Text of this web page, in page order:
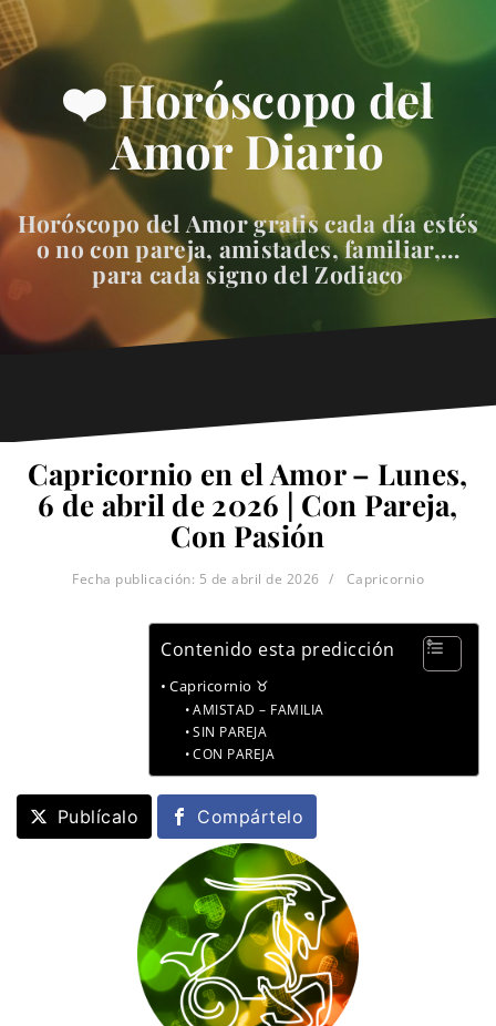
❤️ Horóscopo del
Amor Diario
Horóscopo del Amor gratis cada día estés
o no con pareja, amistades, familiar,…
para cada signo del Zodiaco
Capricornio en el Amor – Lunes,
6 de abril de 2026 | Con Pareja,
Con Pasión
Fecha publicación: 5 de abril de 2026 Capricornio
Contenido esta predicción
Capricornio ♉
AMISTAD – FAMILIA
SIN PAREJA
CON PAREJA
Publícalo Compártelo